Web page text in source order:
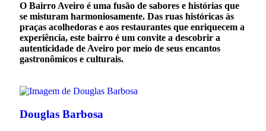
O Bairro Aveiro é uma fusão de sabores e histórias que
se misturam harmoniosamente. Das ruas históricas às
praças acolhedoras e aos restaurantes que enriquecem a
experiência, este bairro é um convite a descobrir a
autenticidade de Aveiro por meio de seus encantos
gastronômicos e culturais.
Douglas Barbosa